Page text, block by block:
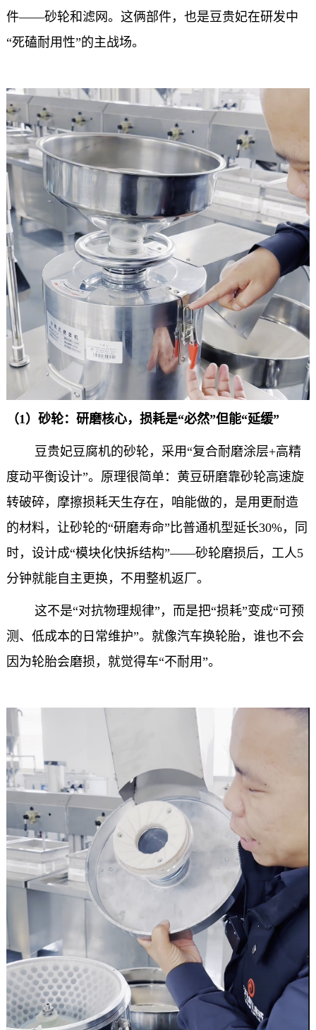
件——砂轮和滤网。这俩部件，也是豆贵妃在研发中
“死磕耐用性”的主战场。
（1）砂轮：研磨核心，损耗是“必然”但能“延缓”
豆贵妃豆腐机的砂轮，采用“复合耐磨涂层+高精
度动平衡设计”。原理很简单：黄豆研磨靠砂轮高速旋
转破碎，摩擦损耗天生存在，咱能做的，是用更耐造
的材料，让砂轮的“研磨寿命”比普通机型延长30%，同
时，设计成“模块化快拆结构”——砂轮磨损后，工人5
分钟就能自主更换，不用整机返厂。
这不是“对抗物理规律”，而是把“损耗”变成“可预
测、低成本的日常维护”。就像汽车换轮胎，谁也不会
因为轮胎会磨损，就觉得车“不耐用”。